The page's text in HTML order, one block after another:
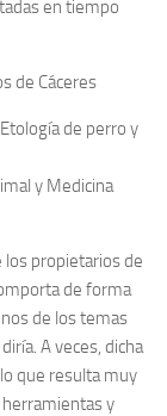
en tiempo
de Cáceres
de perro y
y Medicina
los propietarios de
de forma
de los temas
A veces, dicha
que resulta muy
y